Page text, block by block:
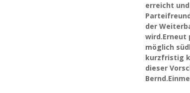
erreicht
der
wird.Erneut
möglich
kurzfristig
dieser